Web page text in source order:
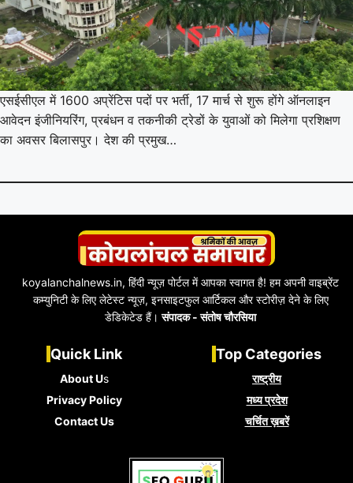
एसईसीएल में 1600 अप्रेंटिस पदों पर भर्ती, 17 मार्च से शुरू होंगे ऑनलाइन
आवेदन इंजीनियरिंग, प्रबंधन व तकनीकी ट्रेडों के युवाओं को मिलेगा प्रशिक्षण
का अवसर बिलासपुर। देश की प्रमुख…
koyalanchalnews.in, हिंदी न्यूज़ पोर्टल में आपका स्वागत है! हम अपनी वाइब्रेंट
कम्युनिटी के लिए लेटेस्ट न्यूज़, इनसाइटफुल आर्टिकल और स्टोरीज़ देने के लिए
डेडिकेटेड हैं।संपादक - संतोष चौरसिया
Quick Link
About Us
Privacy Policy
Contact Us
Top Categories
राष्ट्रीय
मध्य प्रदेश
चर्चित ख़बरें